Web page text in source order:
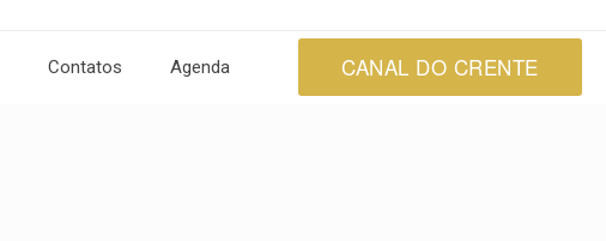
Contatos Agenda CANAL DO CRENTE